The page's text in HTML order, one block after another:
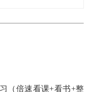
（倍速看课+看书+整